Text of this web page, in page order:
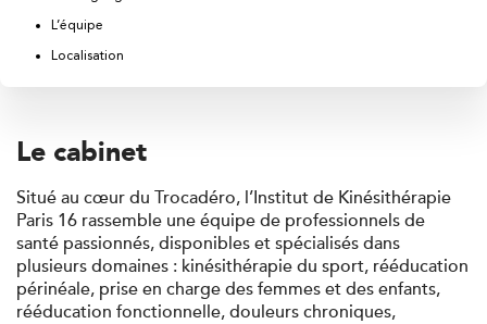
L’équipe
Localisation
Le cabinet
Situé au cœur du Trocadéro, l’Institut de Kinésithérapie
Paris 16 rassemble une équipe de professionnels de
santé passionnés, disponibles et spécialisés dans
plusieurs domaines : kinésithérapie du sport, rééducation
périnéale, prise en charge des femmes et des enfants,
rééducation fonctionnelle, douleurs chroniques,